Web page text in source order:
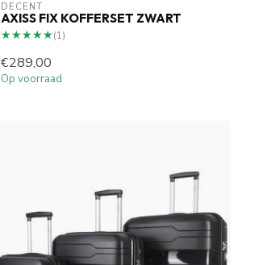
DECENT
AXISS FIX KOFFERSET ZWART
★★★★★
★★★★★(1)
€289,00
Op voorraad